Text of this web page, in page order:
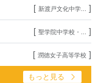
[ 新渡戸文化中学... ]
[ 聖学院中学校・... ]
[ 潤徳女子高等学校 ]
もっと見る